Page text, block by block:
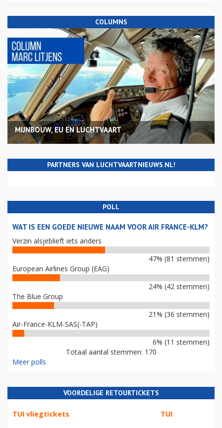
COLUMNS
MIJNBOUW, EU EN LUCHTVAART
PARTNERS VAN LUCHTVAARTNIEUWS.NL!
POLL
WAT IS EEN GOEDE NIEUWE NAAM VOOR AIR FRANCE-KLM?
Verzin alsjeblieft iets anders
47% (81 stemmen)
European Airlines Group (EAG)
24% (42 stemmen)
The Blue Group
21% (36 stemmen)
Air-France-KLM-SAS(-TAP)
6% (11 stemmen)
Totaal aantal stemmen: 170
Meer polls
VOORDELIGE RETOURTICKETS
TUI vliegtickets TUI